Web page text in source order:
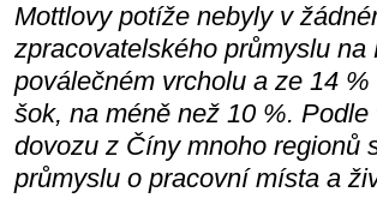
Mottlovy potíže nebyly v
zpracovatelského průmyslu
poválečném vrcholu a ze 14
šok, na méně než 10 %.
dovozu z Číny mnoho regionů
průmyslu o pracovní místa a